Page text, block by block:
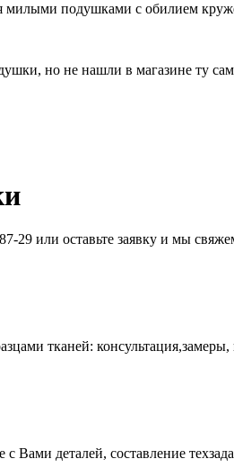
милыми подушками с обилием
но не нашли в магазине ту
29 или оставьте заявку и мы
тканей: консультация,замеры,
с Вами деталей, составление